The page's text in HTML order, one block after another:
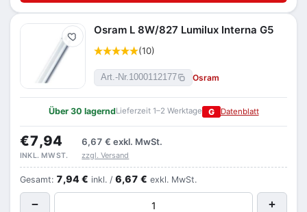
Merken
Osram L 8W/827 Lumilux Interna G5
(10)
Art.-Nr.1000112177 Osram
Über 30 lagerndLieferzeit 1–2 Werktage G Datenblatt
€7,94 6,67 € exkl. MwSt.
INKL. MWST. zzgl. Versand
Gesamt: 7,94 € inkl. / 6,67 € exkl. MwSt.
− +